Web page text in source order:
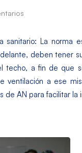
sanitario: La
deben tener
techo, a fin de que
ventilación a ese
de AN para facilitar la